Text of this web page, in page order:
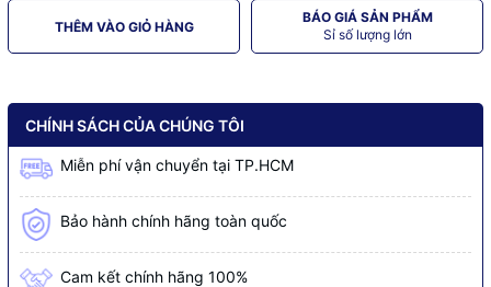
THÊM VÀO GIỎ HÀNG
BÁO GIÁ SẢN PHẨM
Sỉ số lượng lớn
CHÍNH SÁCH CỦA CHÚNG TÔI
Miễn phí vận chuyển tại TP.HCM
Bảo hành chính hãng toàn quốc
Cam kết chính hãng 100%